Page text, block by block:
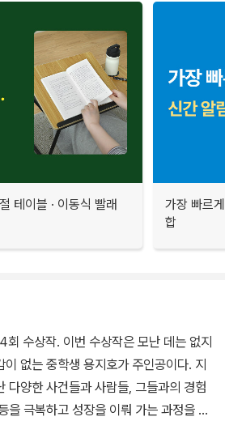
테이블 · 이동식 빨래
가장 빠르
합
회 수상작. 이번 수상작은 모난 데는 없지
이 없는 중학생 용지호가 주인공이다. 지
다양한 사건들과 사람들, 그들과의 경험
을 극복하고 성장을 이뤄 가는 과정을 유